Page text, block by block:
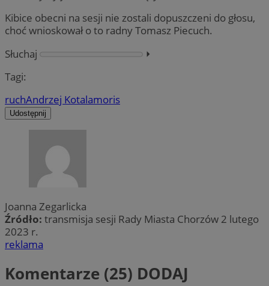
Kibice obecni na sesji nie zostali dopuszczeni do głosu,
choć wnioskował o to radny Tomasz Piecuch.
Słuchaj
⏵︎
Tagi:
ruchAndrzej Kotalamoris
Udostępnij
Joanna Zegarlicka
Źródło: transmisja sesji Rady Miasta Chorzów 2 lutego
2023 r.
reklama
Komentarze (25) DODAJ